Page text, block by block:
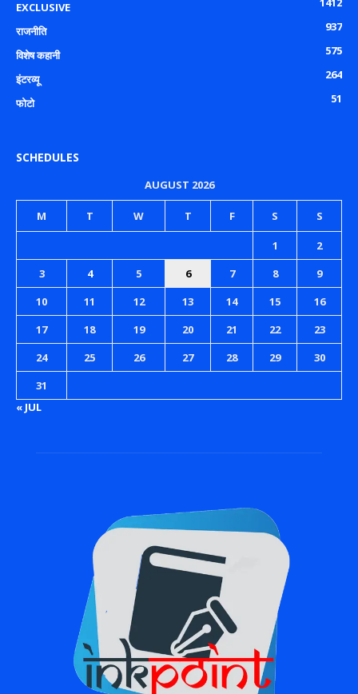
EXCLUSIVE
राजनीति
937
विशेष कहानी
575
इंटरव्यू
264
फोटो
51
SCHEDULES
AUGUST 2026
M T W T F S S
1
2
3
4 5 6 7 8
9
10
11 12 13 14 15
16
17
18 19 20 21 22
23
24
25 26 27 28 29
30
31
« JUL